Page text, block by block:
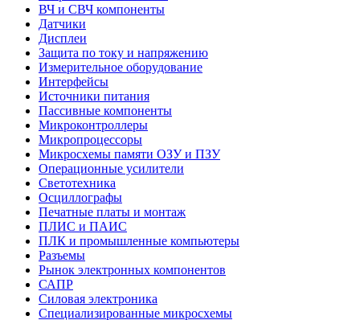
ВЧ и СВЧ компоненты
Датчики
Дисплеи
Защита по току и напряжению
Измерительное оборудование
Интерфейсы
Источники питания
Пассивные компоненты
Микроконтроллеры
Микропроцессоры
Микросхемы памяти ОЗУ и ПЗУ
Операционные усилители
Светотехника
Осциллографы
Печатные платы и монтаж
ПЛИС и ПАИС
ПЛК и промышленные компьютеры
Разъемы
Рынок электронных компонентов
САПР
Силовая электроника
Специализированные микросхемы